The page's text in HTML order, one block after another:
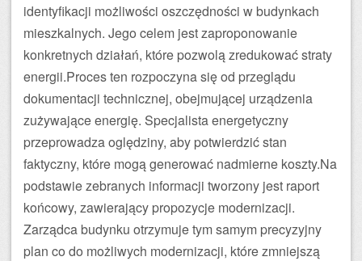
identyfikacji możliwości oszczędności w budynkach
mieszkalnych. Jego celem jest zaproponowanie
konkretnych działań, które pozwolą zredukować straty
energii.Proces ten rozpoczyna się od przeglądu
dokumentacji technicznej, obejmującej urządzenia
zużywające energię. Specjalista energetyczny
przeprowadza oględziny, aby potwierdzić stan
faktyczny, które mogą generować nadmierne koszty.Na
podstawie zebranych informacji tworzony jest raport
końcowy, zawierający propozycje modernizacji.
Zarządca budynku otrzymuje tym samym precyzyjny
plan co do możliwych modernizacji, które zmniejszą